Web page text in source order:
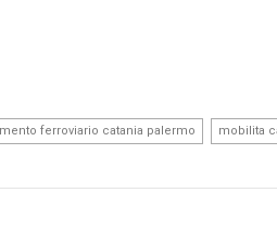
ferroviario catania palermo mobilita